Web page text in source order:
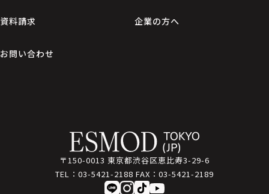
資料請求 企業の方へ
お問い合わせ
〒150-0013 東京都渋谷区恵比寿3-29-6
TEL： 03-5421-2188 FAX： 03-5421-2189